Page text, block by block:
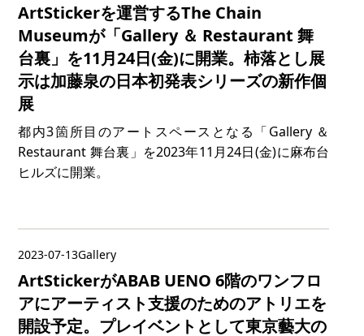
ArtStickerを運営するThe Chain
Museumが「Gallery ＆ Restaurant 舞
台裏」を11月24日(金)に開業。柿落とし展
示は加藤泉の日本初発表シリーズの新作個
展
都内3箇所目のアートスペースとなる「Gallery ＆
Restaurant 舞台裏」を2023年11月24日(金)に麻布台
ヒルズに開業。
2023-07-13Gallery
ArtStickerがABAB UENO 6階のワンフロ
アにアーティスト支援のためのアトリエを
開設予定。プレイベントとして東京藝大の